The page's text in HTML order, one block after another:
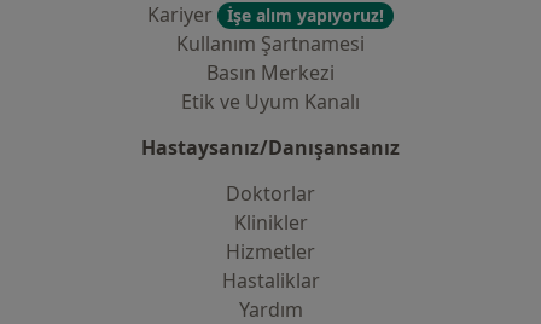
Kariyer
İşe alım yapıyoruz!
Kullanım Şartnamesi
Basın Merkezi
Etik ve Uyum Kanalı
Hastaysanız/Danışansanız
Doktorlar
Klinikler
Hizmetler
Hastaliklar
Yardım